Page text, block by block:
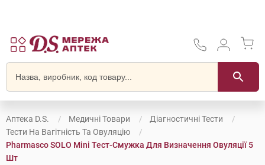
Аптека D.S. Медичні Товари
Діагностичні Тести
Тести На Вагітність Та Овуляцію
Pharmasco SOLO Mini Тест-Смужка Для Визначення Овуляції 5
Шт